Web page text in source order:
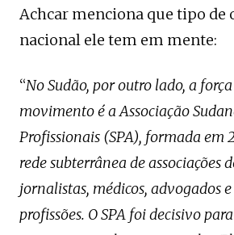
Achcar menciona que tipo de
nacional ele tem em mente:
“No Sudão, por outro lado, a
movimento é a Associação
Profissionais (SPA), formada em
rede subterrânea de associações
jornalistas, médicos, advogados
profissões. O SPA foi decisivo